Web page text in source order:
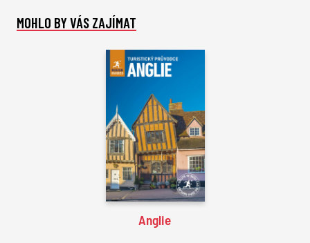
MOHLO BY VÁS ZAJÍMAT
Anglie